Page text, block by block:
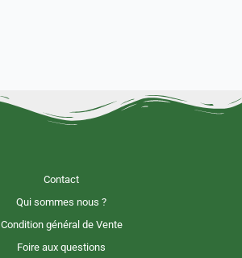
Contact
Qui sommes nous ?
Condition général de Vente
Foire aux questions